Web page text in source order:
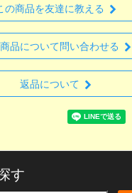
の商品を友達に教える
品について問い合わせる
返品について
す